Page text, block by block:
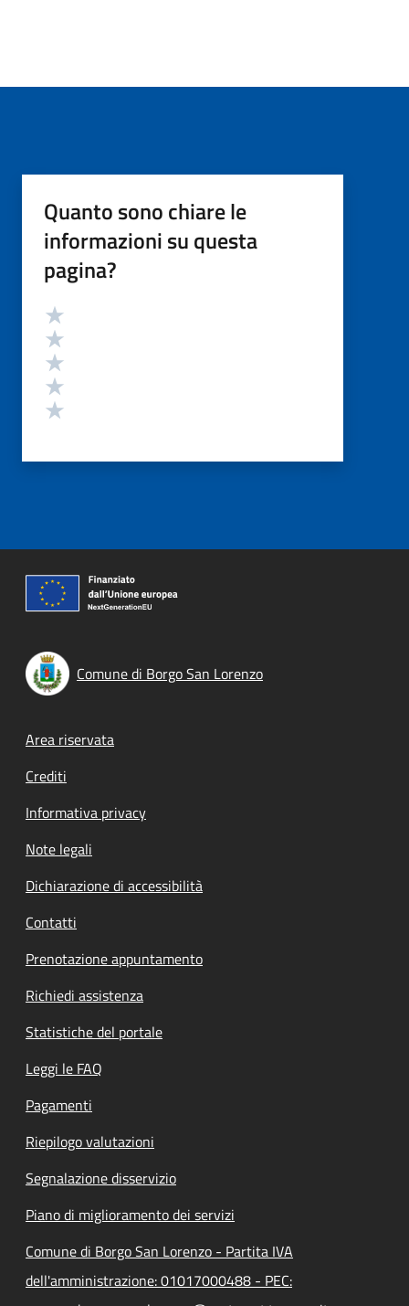
Quanto sono chiare le
informazioni su questa
pagina?
Valutazione
Comune di Borgo San Lorenzo
Footer menu
Area riservata
Crediti
Informativa privacy
Note legali
Dichiarazione di accessibilità
Contatti
Prenotazione appuntamento
Richiedi assistenza
Statistiche del portale
Leggi le FAQ
Pagamenti
Riepilogo valutazioni
Segnalazione disservizio
Piano di miglioramento dei servizi
Comune di Borgo San Lorenzo - Partita IVA
dell'amministrazione: 01017000488 - PEC: